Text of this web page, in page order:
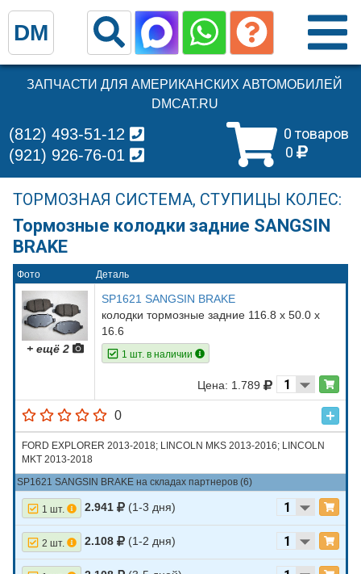
ЗАПЧАСТИ ДЛЯ АМЕРИКАНСКИХ АВТОМОБИЛЕЙ
DMCAT.RU
0 товаров
0
(812) 493-51-12
(921) 926-76-01
ТОРМОЗНАЯ СИСТЕМА, СТУПИЦЫ КОЛЕС:
Тормозные колодки задние SANGSIN
BRAKE
Фото Деталь
+ ещё 2
SP1621 SANGSIN BRAKE
колодки тормозные задние 116.8 х 50.0 х
16.6
1 шт. в наличии
Цена: 1.789
0
FORD EXPLORER 2013-2018; LINCOLN MKS 2013-2016; LINCOLN
MKT 2013-2018
SP1621 SANGSIN BRAKE на складах партнеров (6)
1 шт. 2.941 (1-3 дня)
2 шт. 2.108 (1-2 дня)
DM